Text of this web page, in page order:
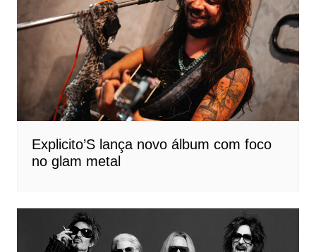
Explicito’S lança novo álbum com foco
no glam metal